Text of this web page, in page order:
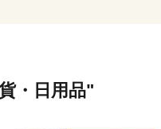
・日用品"